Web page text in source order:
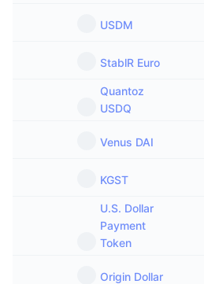
USDM
StablR Euro
Quantoz
USDQ
Venus DAI
KGST
U.S. Dollar
Payment
Token
Origin Dollar